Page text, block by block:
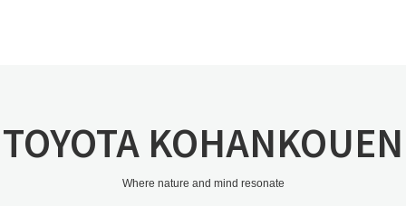
TOYOTA KOHANKOUEN
Where nature and mind resonate